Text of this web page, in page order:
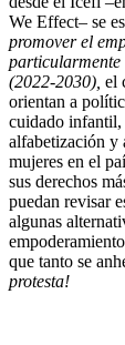
We Effect– se
promover el
particularmente
(2022-2030), el
orientan a
cuidado infantil,
alfabetización y
mujeres en el
sus derechos
puedan revisar
algunas
que tanto se
protesta!